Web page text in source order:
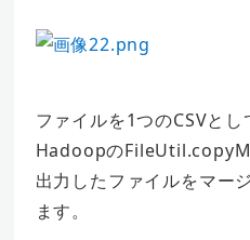
ファイルを1つのCSVとし
Hadoopの
出力したファイルをマー
ます。